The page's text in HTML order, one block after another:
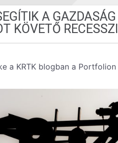
A
KÖVETŐ
a KRTK blogban a Portfolion